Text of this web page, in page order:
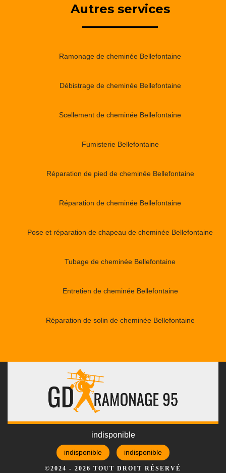
Autres services
Ramonage de cheminée Bellefontaine
Débistrage de cheminée Bellefontaine
Scellement de cheminée Bellefontaine
Fumisterie Bellefontaine
Réparation de pied de cheminée Bellefontaine
Réparation de cheminée Bellefontaine
Pose et réparation de chapeau de cheminée Bellefontaine
Tubage de cheminée Bellefontaine
Entretien de cheminée Bellefontaine
Réparation de solin de cheminée Bellefontaine
indisponible
indisponible indisponible
©2024 - 2026 TOUT DROIT RÉSERVÉ